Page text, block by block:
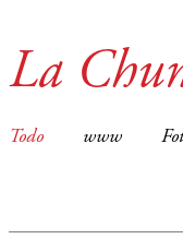
La
Todo www